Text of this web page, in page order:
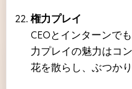
権力プレイ
CEOとインターンで
力プレイの魅力はコ
花を散らし、ぶつか